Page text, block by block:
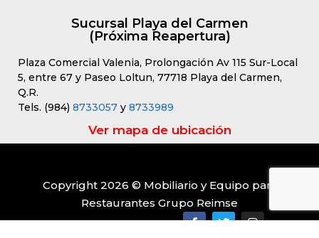
Sucursal Playa del Carmen
(Próxima Reapertura)
Plaza Comercial Valenia, Prolongación Av 115 Sur-Local
5, entre 67 y Paseo Loltun, 77718 Playa del Carmen,
Q.R.
Tels. (984) 8733057 y 8733989
Ver mapa de ubicación
Copyright 2026 © Mobiliario y Equipo para
Restaurantes Grupo Reimse